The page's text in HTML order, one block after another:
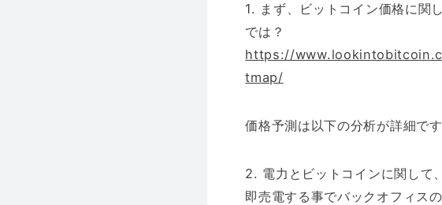
1. まず、ビットコイン価格に関
では？
https://
tmap/
価格予測は以下の分析が詳細です
2. 電力とビットコインに関して
即売電する事でバックオフィス